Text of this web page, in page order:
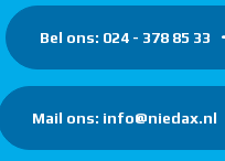
Bel ons: 024 - 378 85 33
Mail ons: info@niedax.nl